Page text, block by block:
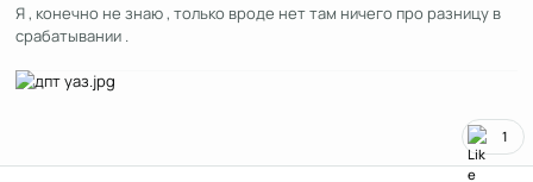
Я , конечно не знаю , только вроде нет там ничего про разницу в
срабатывании .
1